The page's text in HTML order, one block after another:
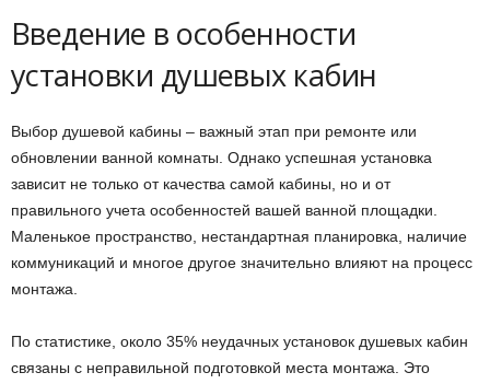
Введение в особенности
установки душевых кабин
Выбор душевой кабины – важный этап при ремонте или
обновлении ванной комнаты. Однако успешная установка
зависит не только от качества самой кабины, но и от
правильного учета особенностей вашей ванной площадки.
Маленькое пространство, нестандартная планировка, наличие
коммуникаций и многое другое значительно влияют на процесс
монтажа.
По статистике, около 35% неудачных установок душевых кабин
связаны с неправильной подготовкой места монтажа. Это